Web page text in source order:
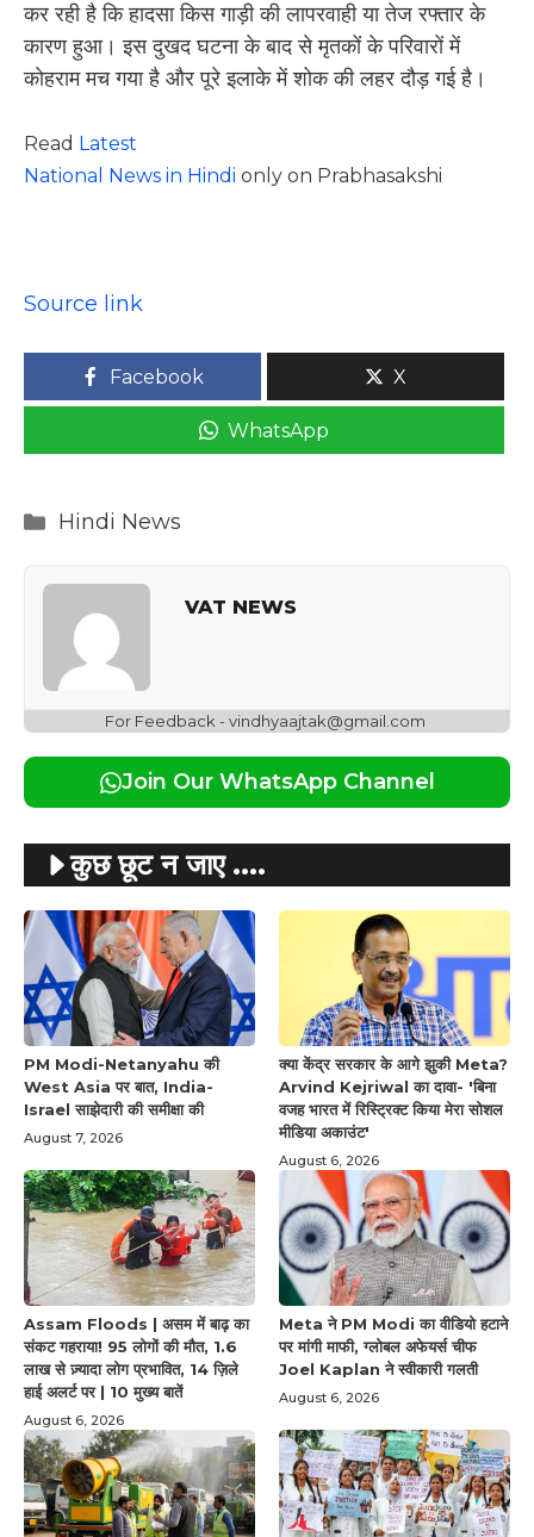
कर रही है कि हादसा किस गाड़ी की लापरवाही या तेज रफ्तार के
कारण हुआ। इस दुखद घटना के बाद से मृतकों के परिवारों में
कोहराम मच गया है और पूरे इलाके में शोक की लहर दौड़ गई है।
Read Latest
National News in Hindi only on Prabhasakshi
Source link
Facebook X
WhatsApp
Categories
Hindi News
VAT NEWS
For Feedback - vindhyaajtak@gmail.com
Join Our WhatsApp Channel
कुछ छूट न जाए ....
PM Modi-Netanyahu की
West Asia पर बात, India-
Israel साझेदारी की समीक्षा की
August 7, 2026
क्या केंद्र सरकार के आगे झुकी Meta?
Arvind Kejriwal का दावा- 'बिना
वजह भारत में रिस्ट्रिक्ट किया मेरा सोशल
मीडिया अकाउंट'
August 6, 2026
Assam Floods | असम में बाढ़ का
संकट गहराया! 95 लोगों की मौत, 1.6
लाख से ज़्यादा लोग प्रभावित, 14 ज़िले
हाई अलर्ट पर | 10 मुख्य बातें
August 6, 2026
Meta ने PM Modi का वीडियो हटाने
पर मांगी माफी, ग्लोबल अफेयर्स चीफ
Joel Kaplan ने स्वीकारी गलती
August 6, 2026